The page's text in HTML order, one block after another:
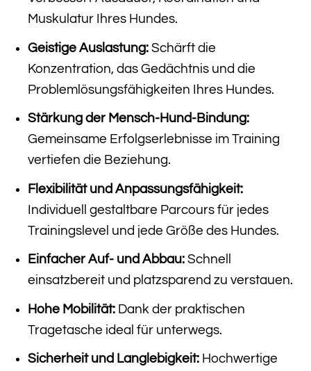
Muskulatur Ihres Hundes.
Geistige Auslastung:Schärft die
Konzentration, das Gedächtnis und die
Problemlösungsfähigkeiten Ihres Hundes.
Stärkung der Mensch-Hund-Bindung:
Gemeinsame Erfolgserlebnisse im Training
vertiefen die Beziehung.
Flexibilität und Anpassungsfähigkeit:
Individuell gestaltbare Parcours für jedes
Trainingslevel und jede Größe des Hundes.
Einfacher Auf- und Abbau:Schnell
einsatzbereit und platzsparend zu verstauen.
Hohe Mobilität:Dank der praktischen
Tragetasche ideal für unterwegs.
Sicherheit und Langlebigkeit:Hochwertige